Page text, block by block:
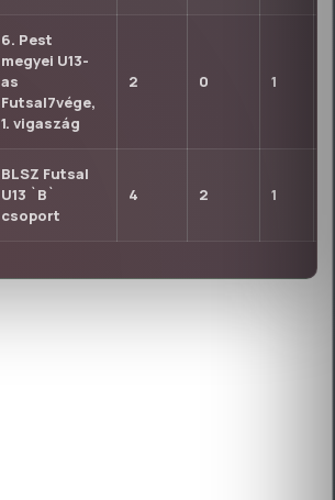
6. Pest
megyei U13-
as
Futsal7vége,
1. vigaszág
2 0 1
BLSZ Futsal
U13 `B`
csoport
4 2 1